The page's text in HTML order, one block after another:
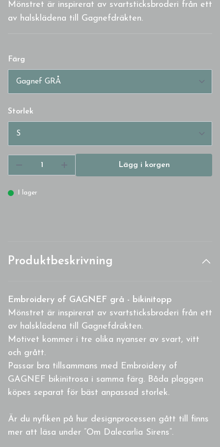
Mönstret är inspirerat av svartsticksbroderi från ett
av halsklädena till Gagnefdräkten.
Färg
Storlek
Lägg i korgen
I lager
Produktbeskrivning
Embroidery of GAGNEF grå - bikinitopp
Mönstret är inspirerat av svartsticksbroderi från ett
av halsklädena till Gagnefdräkten.
Motivet kommer i tre olika nyanser av svart, vitt
och grått.
Passar bra tillsammans med Embroidery of
GAGNEF bikinitrosa i samma färg. Båda plaggen
köpes separat för bäst anpassad storlek.
Är du nyfiken på hur designprocessen gått till finns
mer att läsa under ”Om Dalecarlia Sirens”.